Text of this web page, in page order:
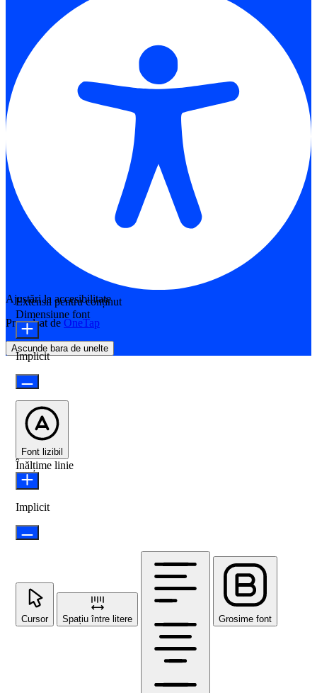
Ajustări la accesibilitate
Propulsat de OneTap
Ascunde bara de unelte
Extensii pentru conținut
Dimensiune font
Implicit
Font lizibil
Înălțime linie
Implicit
Cursor Spațiu între litere Grosime font